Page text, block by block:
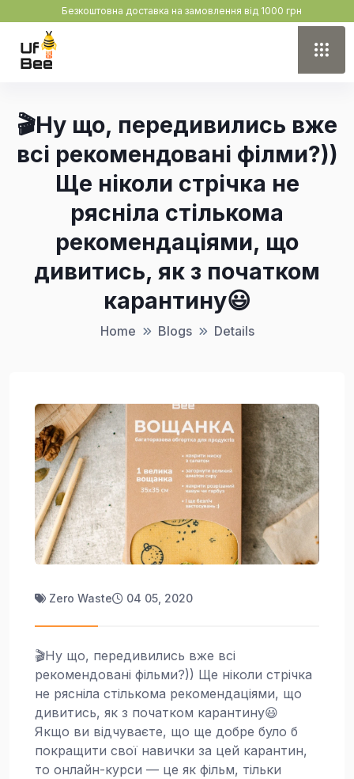
Безкоштовна доставка на замовлення від 1000 грн
🎬Ну що, передивились вже
всі рекомендовані філми?))
Ще ніколи стрічка не
рясніла стількома
рекомендаціями, що
дивитись, як з початком
карантинy😃
Home Blogs Details
Zero Waste 04 05, 2020
🎬Ну що, передивились вже всі
рекомендовані фільми?)) Ще ніколи стрічка
не рясніла стількома рекомендаціями, що
дивитись, як з початком карантинy😃
Якщо ви відчуваєте, що ще добре було б
покращити свої навички за цей карантин,
то онлайн-курси — це як фільм, тільки